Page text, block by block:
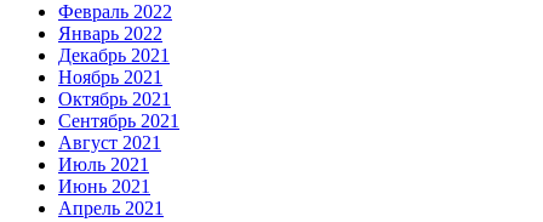
Февраль 2022
Январь 2022
Декабрь 2021
Ноябрь 2021
Октябрь 2021
Сентябрь 2021
Август 2021
Июль 2021
Июнь 2021
Апрель 2021